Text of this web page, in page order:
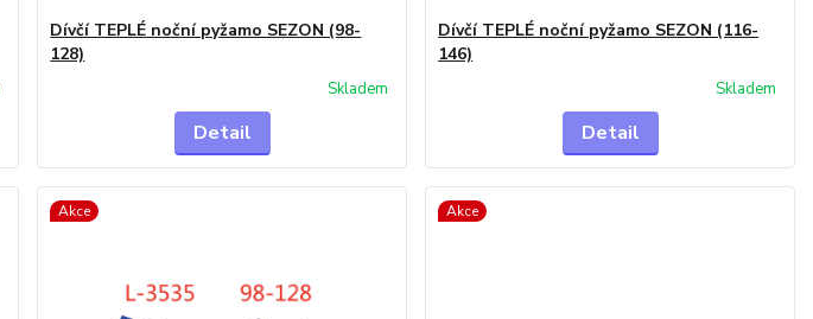
Dívčí TEPLÉ noční pyžamo SEZON (98-
128)
Skladem
Detail
Dívčí TEPLÉ noční pyžamo SEZON (116-
146)
Skladem
Detail
Akce Akce